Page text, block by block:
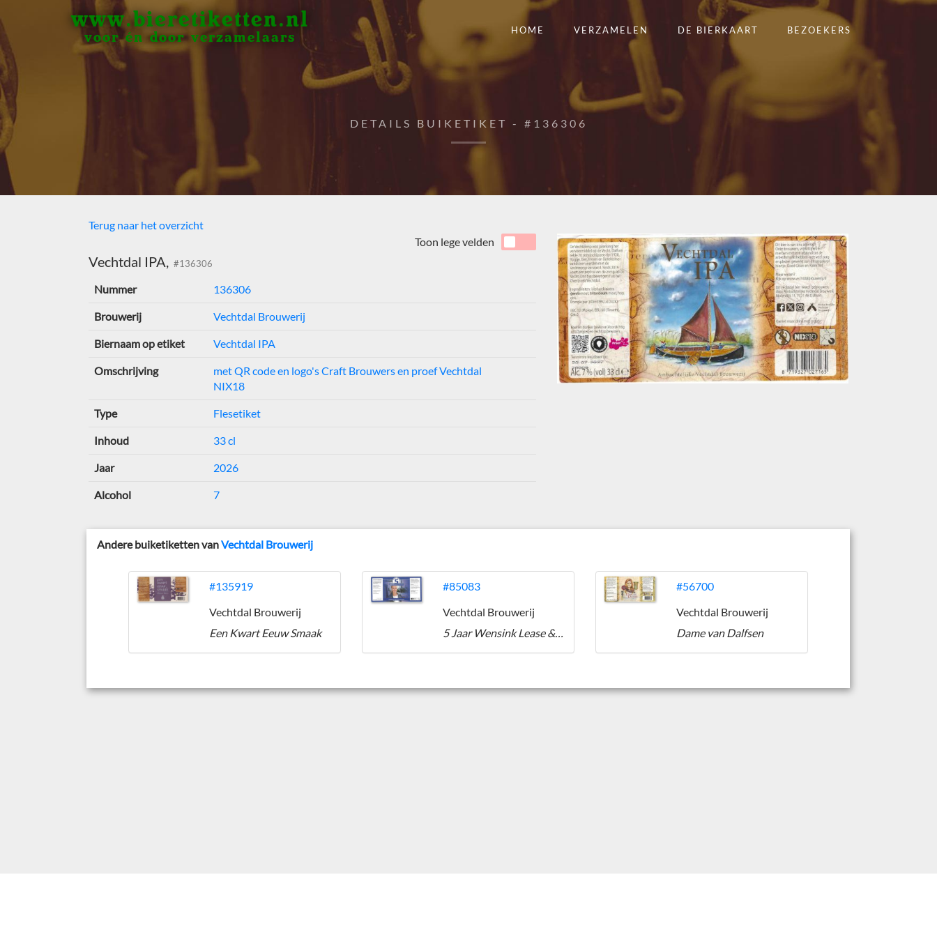
www.bieretiketten.nl
voor én door verzamelaars
HOME VERZAMELEN DE BIERKAART BEZOEKERS
DETAILS BUIKETIKET - #136306
Terug naar het overzicht
Vechtdal IPA, #136306
Toon lege velden
Nummer 136306
Brouwerij Vechtdal Brouwerij
Biernaam op etiket Vechtdal IPA
Omschrijving
met QR code en logo's Craft Brouwers en proef Vechtdal
NIX18
Type Flesetiket
Inhoud 33 cl
Jaar 2026
Alcohol 7
Andere buiketiketten vanVechtdal Brouwerij
#135919
Vechtdal Brouwerij
Een Kwart Eeuw Smaak
#85083
Vechtdal Brouwerij
5 Jaar Wensink Lease & Services Weizen
#56700
Vechtdal Brouwerij
Dame van Dalfsen